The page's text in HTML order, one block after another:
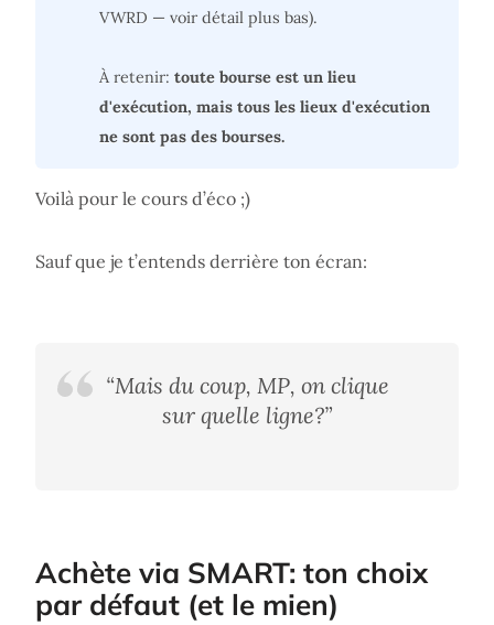
VWRD — voir détail plus bas).
À retenir: toute bourse est un lieu
d'exécution, mais tous les lieux d'exécution
ne sont pas des bourses.
Voilà pour le cours d’éco ;)
Sauf que je t’entends derrière ton écran:
“Mais du coup, MP, on clique
sur quelle ligne?”
Achète via SMART: ton choix
par défaut (et le mien)